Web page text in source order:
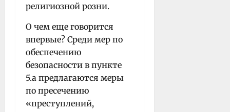
религиозной розни.
О чем еще говорится
впервые? Среди мер по
обеспечению
безопасности в пункте
5.а предлагаются меры
по пресечению
«преступлений,